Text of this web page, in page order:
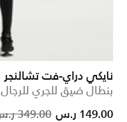
نايكي دراي-فت تشالنجر
بنطال ضيق للجري للرجال
Price
349.00 ر.س to
149.00 ر.س